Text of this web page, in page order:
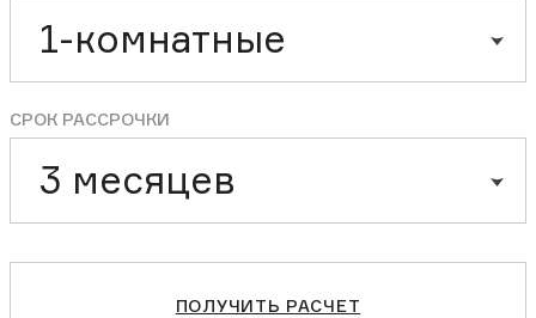
1-комнатные
СРОК РАССРОЧКИ
3 месяцев
ПОЛУЧИТЬ РАСЧЕТ